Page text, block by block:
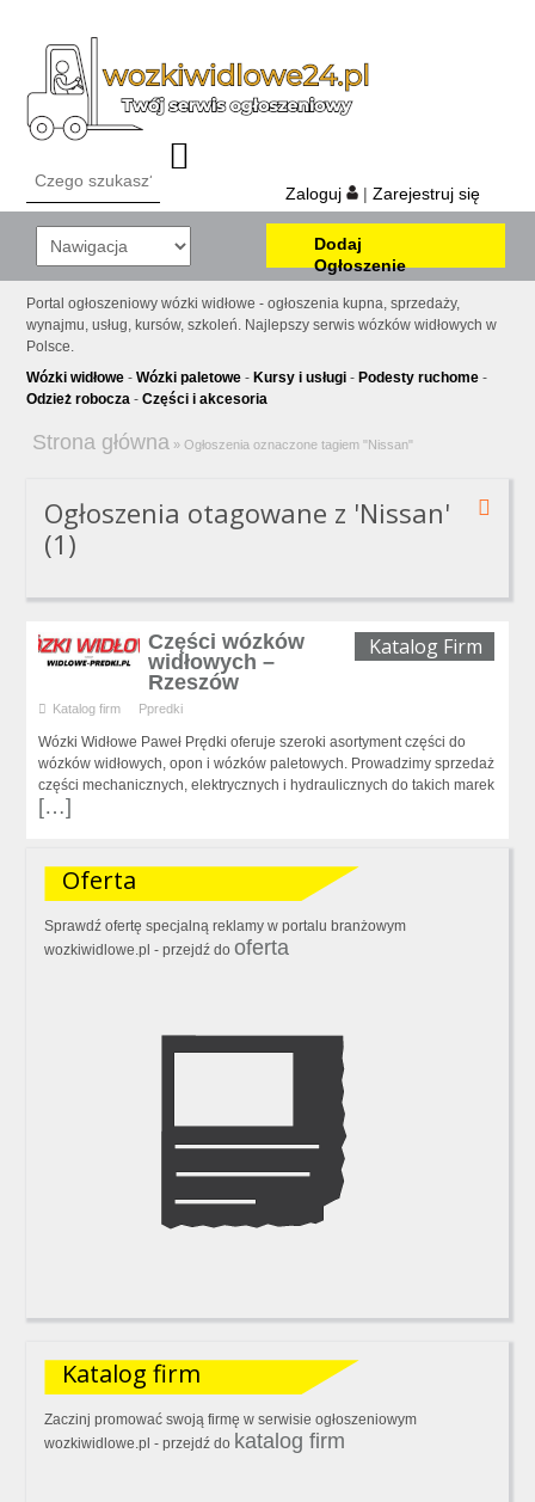
Zaloguj | Zarejestruj się
Dodaj
Ogłoszenie
Portal ogłoszeniowy wózki widłowe - ogłoszenia kupna, sprzedaży,
wynajmu, usług, kursów, szkoleń. Najlepszy serwis wózków widłowych w
Polsce.
Wózki widłowe -Wózki paletowe - Kursy i usługi - Podesty ruchome -
Odzież robocza -Części i akcesoria
Strona główna » Ogłoszenia oznaczone tagiem "Nissan"
Ogłoszenia otagowane z 'Nissan'
(1)
Katalog Firm
Części wózków
widłowych –
Rzeszów
Katalog firm Ppredki
Wózki Widłowe Paweł Prędki oferuje szeroki asortyment części do
wózków widłowych, opon i wózków paletowych. Prowadzimy sprzedaż
części mechanicznych, elektrycznych i hydraulicznych do takich marek
[…]
Oferta
Sprawdź ofertę specjalną reklamy w portalu branżowym
wozkiwidlowe.pl - przejdź dooferta
Katalog firm
Zaczinj promować swoją firmę w serwisie ogłoszeniowym
wozkiwidlowe.pl - przejdź do katalog firm